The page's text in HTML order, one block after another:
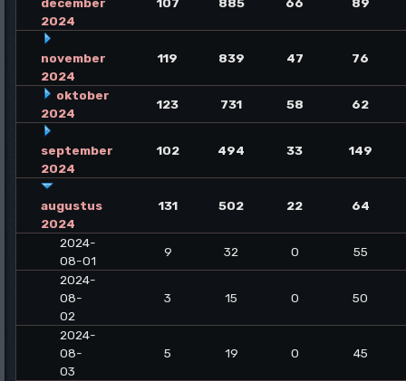
2024
november
2024
119 839 47 76
oktober
2024
123 731 58 62
september
2024
102 494 33 149
augustus
2024
131 502 22 64
2024-
08-01
9 32 0
55
2024-
08-
02
3 15 0 50
2024-
08-
03
5 19 0 45